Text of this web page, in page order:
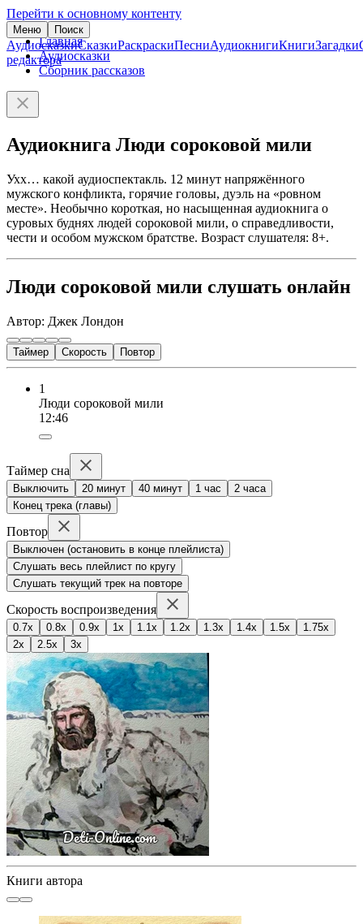
Перейти к основному контенту
Меню Поиск
АудиосказкиСказкиРаскраскиПесниАудиокнигиКнигиЗагадки
редактора
Главная
Аудиосказки
Сборник рассказов
Аудиокнига Люди сороковой мили
Ухх… какой аудиоспектакль. 12 минут напряжённого
мужского конфликта, горячие головы, дуэль на «ровном
месте». Необычно короткая, но насыщенная аудиокнига о
суровых буднях людей сороковой мили, о справедливости,
чести и особом мужском братстве. Возраст слушателя: 8+.
Люди сороковой мили слушать онлайн
Автор: Джек Лондон
Таймер Скорость Повтор
1
Люди сороковой мили
12:46
Таймер сна
Выключить 20 минут 40 минут 1 час
2 часа
Конец трека (главы)
Повтор
Выключен (остановить в конце плейлиста)
Слушать весь плейлист по кругу
Слушать текущий трек на повторе
Скорость воспроизведения
0.7x 0.8x 0.9x 1x 1.1x 1.2x 1.3x 1.4x 1.5x
1.75x
2x
2.5x 3x
Книги автора